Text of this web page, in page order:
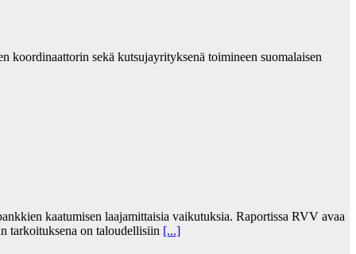
koordinaattorin sekä kutsujayrityksenä toimineen suomalaisen
kaatumisen laajamittaisia vaikutuksia. Raportissa RVV avaa
tarkoituksena on taloudellisiin [...]